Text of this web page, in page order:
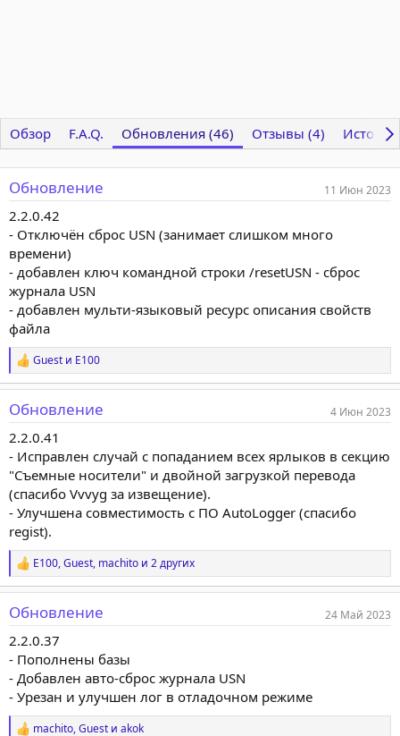
Обзор F.A.Q. Обновления (46) Отзывы (4) История
Обновление 11 Июн 2023
2.2.0.42
- Отключён сброс USN (занимает слишком много
времени)
- добавлен ключ командной строки /resetUSN - сброс
журнала USN
- добавлен мульти-языковый ресурс описания свойств
файла
Р
е
а
к
ц
и
и
Guest и E100
Обновление 4 Июн 2023
2.2.0.41
- Исправлен случай с попаданием всех ярлыков в секцию
"Съемные носители" и двойной загрузкой перевода
(спасибо Vvvyg за извещение).
- Улучшена совместимость с ПО AutoLogger (спасибо
regist).
Р
е
а
к
ц
и
и
E100,Guest, machito и 2 других
Обновление 24 Май 2023
2.2.0.37
- Пополнены базы
- Добавлен авто-сброс журнала USN
- Урезан и улучшен лог в отладочном режиме
machito,Guest и akok